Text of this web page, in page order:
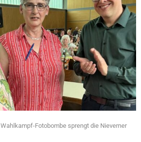
Wahlkampf-Fotobombe sprengt die Nieverner